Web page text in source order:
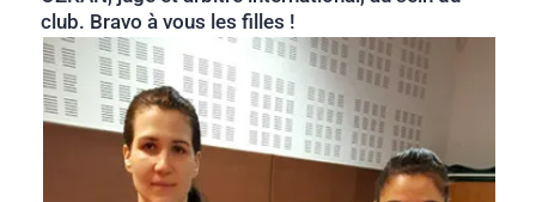
club. Bravo à vous les filles !